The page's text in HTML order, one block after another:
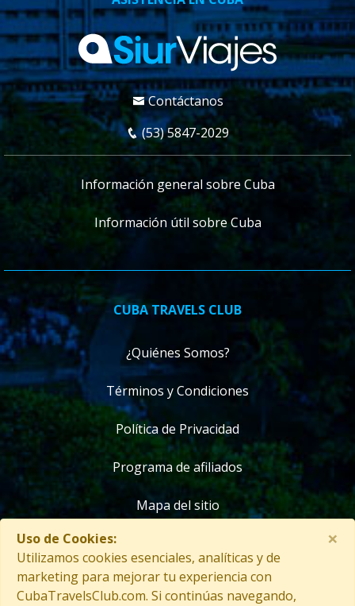
Uso de Cookies:
Utilizamos cookies esenciales, analíticas y de
marketing para mejorar tu experiencia con
CubaTravelsClub.com. Si continúas navegando,
×
Contáctanos
(53) 5847-2029
Información general sobre Cuba
Información útil sobre Cuba
CUBA TRAVELS CLUB
¿Quiénes Somos?
Términos y Condiciones
Política de Privacidad
Programa de afiliados
Mapa del sitio